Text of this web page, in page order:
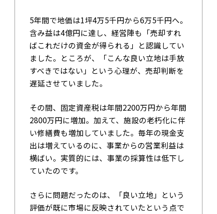
5年間で地価は1坪4万5千円から6万5千円へ。
含み益は4億円に達し、経営陣も「売却すれ
ばこれだけの資金が得られる」と認識してい
ました。ところが、「こんな良い立地は手放
すべきではない」という心理が、売却判断を
遅延させていました。
その間、固定資産税は年間2200万円から年間
2800万円に増加。加えて、施設の老朽化に伴
い修繕費も増加していました。毎年の現金支
出は増えているのに、事業からの営業利益は
横ばい。実質的には、事業の採算性は低下し
ていたのです。
さらに問題だったのは、「良い立地」という
評価が既に市場に反映されていたという点で